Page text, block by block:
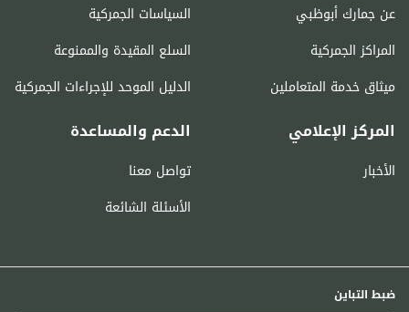
عن جمارك أبوظبي
المراكز الجمركية
ميثاق خدمة المتعاملين
السياسات الجمركية
السلع المقيدة والممنوعة
الدليل الموحد للإجراءات الجمركية
المركز الإعلامي
الأخبار
الدعم والمساعدة
تواصل معنا
الأسئلة الشائعة
ضبط التباين